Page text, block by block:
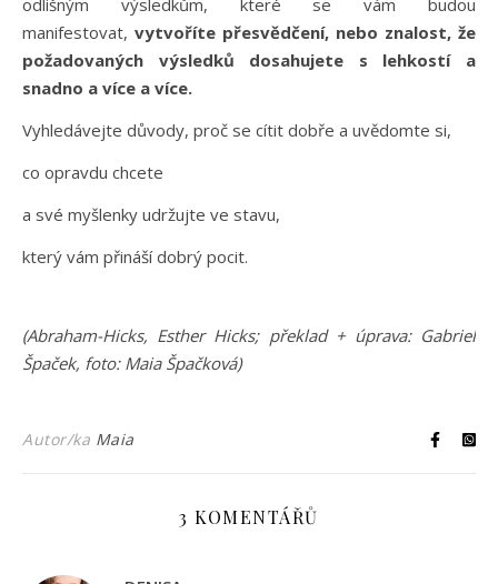
odlišným výsledkům, které se vám budou
manifestovat, vytvoříte přesvědčení, nebo znalost, že
požadovaných výsledků dosahujete s lehkostí a
snadno a více a více.
Vyhledávejte důvody, proč se cítit dobře a uvědomte si,
co opravdu chcete
a své myšlenky udržujte ve stavu,
který vám přináší dobrý pocit.
(Abraham-Hicks, Esther Hicks; překlad + úprava: Gabriel
Špaček, foto: Maia Špačková)
Autor/ka Maia
3 KOMENTÁŘŮ